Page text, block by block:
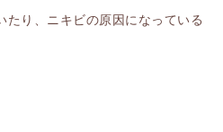
たり、ニキビの原因になっている